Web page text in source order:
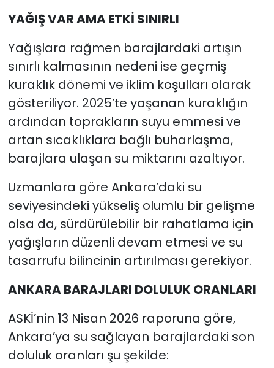
YAĞIŞ VAR AMA ETKİ SINIRLI
Yağışlara rağmen barajlardaki artışın
sınırlı kalmasının nedeni ise geçmiş
kuraklık dönemi ve iklim koşulları olarak
gösteriliyor. 2025’te yaşanan kuraklığın
ardından toprakların suyu emmesi ve
artan sıcaklıklara bağlı buharlaşma,
barajlara ulaşan su miktarını azaltıyor.
Uzmanlara göre Ankara’daki su
seviyesindeki yükseliş olumlu bir gelişme
olsa da, sürdürülebilir bir rahatlama için
yağışların düzenli devam etmesi ve su
tasarrufu bilincinin artırılması gerekiyor.
ANKARA BARAJLARI DOLULUK ORANLARI
ASKİ’nin 13 Nisan 2026 raporuna göre,
Ankara’ya su sağlayan barajlardaki son
doluluk oranları şu şekilde: